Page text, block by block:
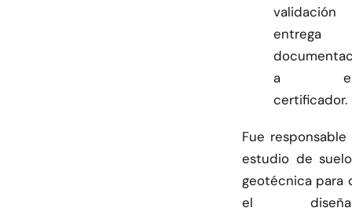
entrega
a
certificador.
Fue
estudio de
geotécnica para
el